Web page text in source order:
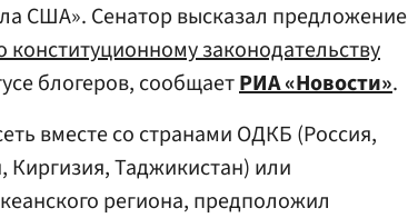
США». Сенатор высказал предложение
конституционному законодательству
блогеров, сообщаетРИА «Новости».
вместе со странами ОДКБ (Россия,
Киргизия, Таджикистан) или
региона, предположил